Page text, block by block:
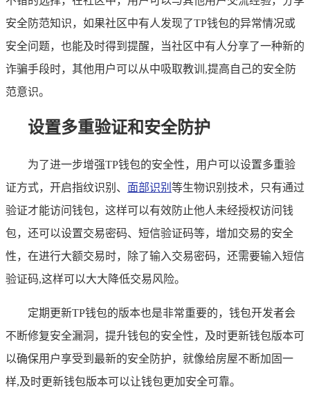
安全防范知识，如果社区中有人发现了TP钱包的异常情况或
安全问题，也能及时得到提醒，当社区中有人分享了一种新的
诈骗手段时，其他用户可以从中吸取教训,提高自己的安全防
范意识。
设置多重验证和安全防护
为了进一步增强TP钱包的安全性，用户可以设置多重验
证方式，开启指纹识别、 面部识别 等生物识别技术，只有通过
验证才能访问钱包，这样可以有效防止他人未经授权访问钱
包，还可以设置交易密码、短信验证码等，增加交易的安全
性，在进行大额交易时，除了输入交易密码，还需要输入短信
验证码,这样可以大大降低交易风险。
定期更新TP钱包的版本也是非常重要的，钱包开发者会
不断修复安全漏洞，提升钱包的安全性，及时更新钱包版本可
以确保用户享受到最新的安全防护，就像给房屋不断加固一
样,及时更新钱包版本可以让钱包更加安全可靠。